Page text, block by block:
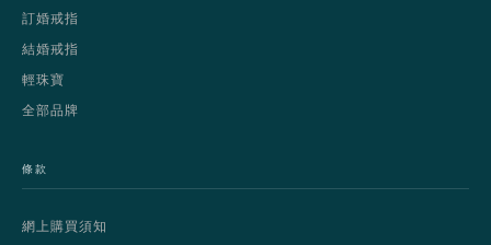
訂婚戒指
結婚戒指
輕珠寶
全部品牌
條款
網上購買須知